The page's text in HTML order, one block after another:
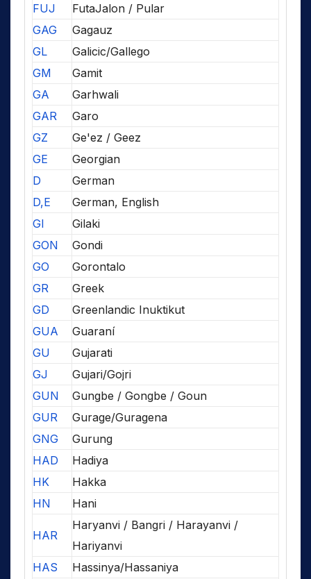
FUJ
FutaJalon / Pular
GAG
Gagauz
GL
Galicic/Gallego
GM
Gamit
GA
Garhwali
GAR
Garo
GZ
Ge'ez / Geez
GE
Georgian
D
German
D,E
German, English
GI
Gilaki
GON
Gondi
GO
Gorontalo
GR
Greek
GD
Greenlandic Inuktikut
GUA
Guaraní
GU
Gujarati
GJ
Gujari/Gojri
GUN
Gungbe / Gongbe / Goun
GUR
Gurage/Guragena
GNG
Gurung
HAD
Hadiya
HK
Hakka
HN
Hani
HAR
Haryanvi / Bangri / Harayanvi /
Hariyanvi
HAS
Hassinya/Hassaniya